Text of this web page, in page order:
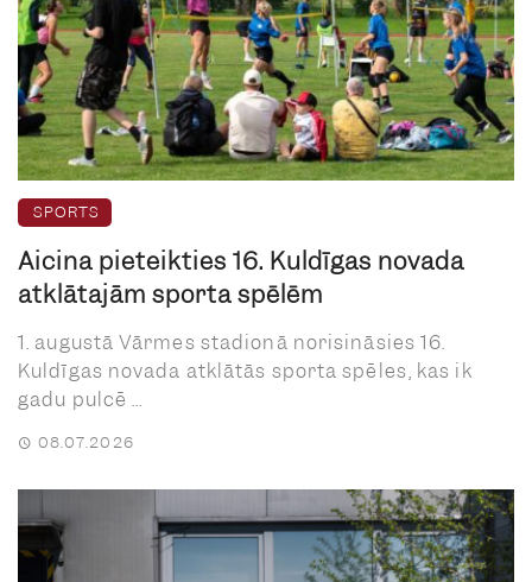
SPORTS
Aicina pieteikties 16. Kuldīgas novada
atklātajām sporta spēlēm
1. augustā Vārmes stadionā norisināsies 16.
Kuldīgas novada atklātās sporta spēles, kas ik
gadu pulcē ...
08.07.2026